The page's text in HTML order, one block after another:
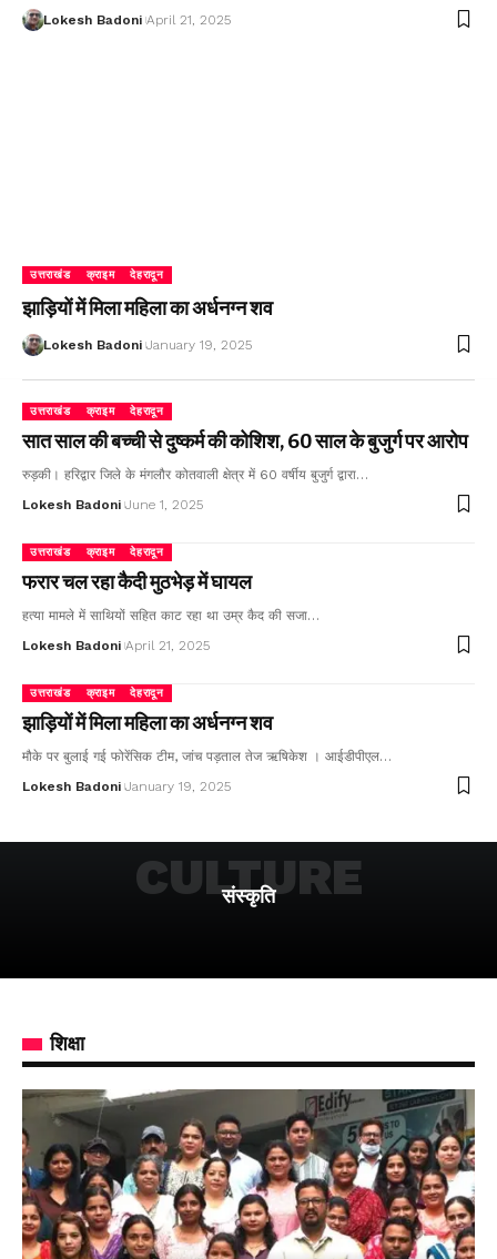
Lokesh Badoni April 21, 2025
उत्तराखंड क्राइम देहरादून
झाड़ियों में मिला महिला का अर्धनग्न शव
Lokesh Badoni January 19, 2025
उत्तराखंड क्राइम देहरादून
सात साल की बच्ची से दुष्कर्म की कोशिश, 60 साल के बुजुर्ग पर आरोप
रुड़की। हरिद्वार जिले के मंगलौर कोतवाली क्षेत्र में 60 वर्षीय बुजुर्ग द्वारा…
Lokesh Badoni June 1, 2025
उत्तराखंड क्राइम देहरादून
फरार चल रहा कैदी मुठभेड़ में घायल
हत्या मामले में साथियों सहित काट रहा था उम्र कैद की सजा…
Lokesh Badoni April 21, 2025
उत्तराखंड क्राइम देहरादून
झाड़ियों में मिला महिला का अर्धनग्न शव
मौके पर बुलाई गई फोरेंसिक टीम, जांच पड़ताल तेज ऋषिकेश । आईडीपीएल…
Lokesh Badoni January 19, 2025
संस्कृति
CULTURE
शिक्षा